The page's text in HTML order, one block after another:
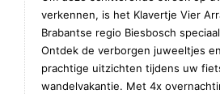
verkennen, is het Klavertje Vier
Brabantse regio Biesbosch
Ontdek de verborgen juweeltjes
prachtige uitzichten tijdens uw
wandelvakantie. Met 4x